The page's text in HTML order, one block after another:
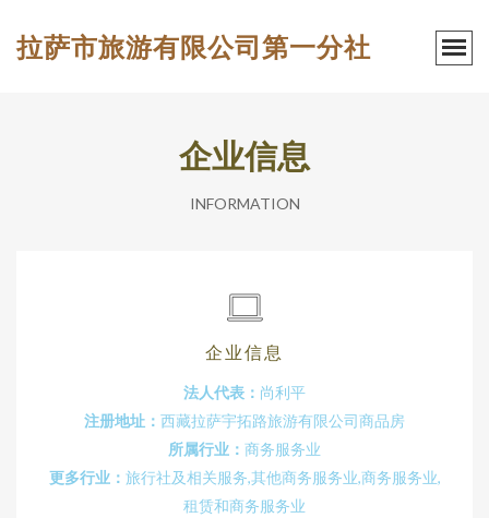
拉萨市旅游有限公司第一分社
企业信息
INFORMATION
企业信息
法人代表： 尚利平
注册地址： 西藏拉萨宇拓路旅游有限公司商品房
所属行业： 商务服务业
更多行业： 旅行社及相关服务,其他商务服务业,商务服务业,
租赁和商务服务业